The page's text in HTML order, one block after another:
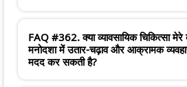
FAQ #362. क्या व्यावसायिक चिकित्सा मेरे
मनोदशा में उतार-चढ़ाव और आक्रामक
मदद कर सकती है?